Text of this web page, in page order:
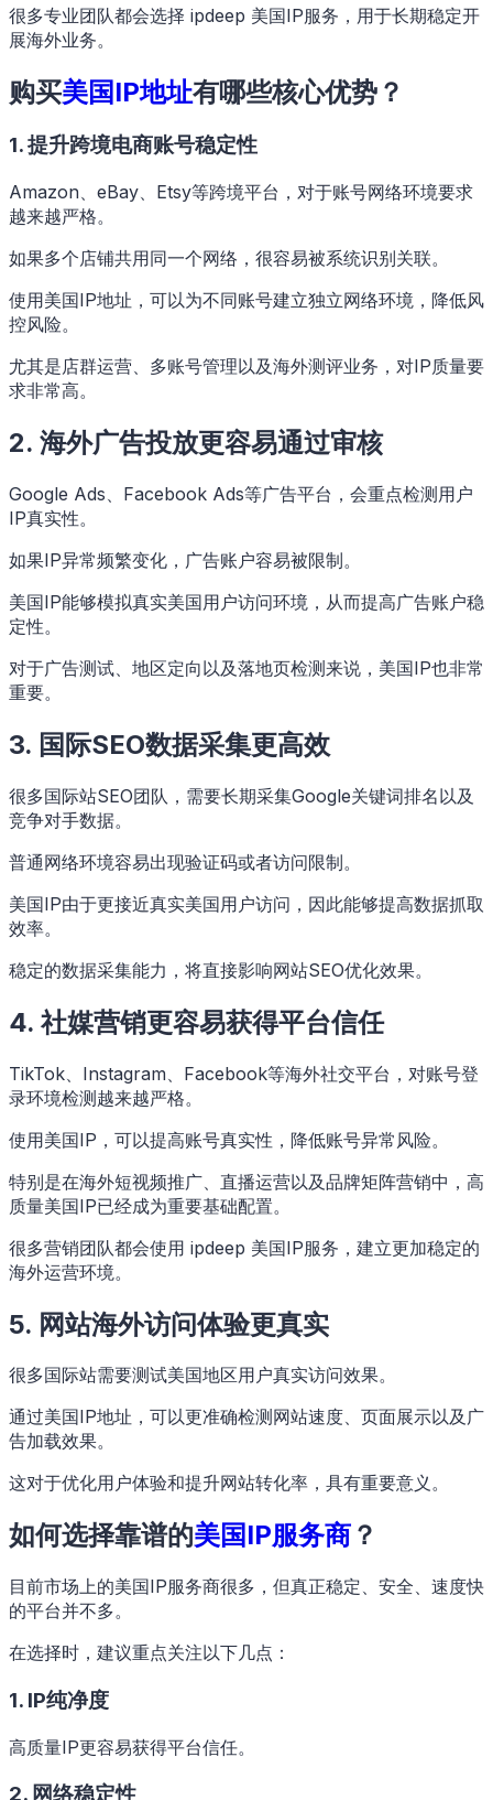
很多专业团队都会选择 ipdeep 美国IP服务，用于长期稳定开
展海外业务。
购买美国IP地址有哪些核心优势？
1. 提升跨境电商账号稳定性
Amazon、eBay、Etsy等跨境平台，对于账号网络环境要求
越来越严格。
如果多个店铺共用同一个网络，很容易被系统识别关联。
使用美国IP地址，可以为不同账号建立独立网络环境，降低风
控风险。
尤其是店群运营、多账号管理以及海外测评业务，对IP质量要
求非常高。
2. 海外广告投放更容易通过审核
Google Ads、Facebook Ads等广告平台，会重点检测用户
IP真实性。
如果IP异常频繁变化，广告账户容易被限制。
美国IP能够模拟真实美国用户访问环境，从而提高广告账户稳
定性。
对于广告测试、地区定向以及落地页检测来说，美国IP也非常
重要。
3. 国际SEO数据采集更高效
很多国际站SEO团队，需要长期采集Google关键词排名以及
竞争对手数据。
普通网络环境容易出现验证码或者访问限制。
美国IP由于更接近真实美国用户访问，因此能够提高数据抓取
效率。
稳定的数据采集能力，将直接影响网站SEO优化效果。
4. 社媒营销更容易获得平台信任
TikTok、Instagram、Facebook等海外社交平台，对账号登
录环境检测越来越严格。
使用美国IP，可以提高账号真实性，降低账号异常风险。
特别是在海外短视频推广、直播运营以及品牌矩阵营销中，高
质量美国IP已经成为重要基础配置。
很多营销团队都会使用 ipdeep 美国IP服务，建立更加稳定的
海外运营环境。
5. 网站海外访问体验更真实
很多国际站需要测试美国地区用户真实访问效果。
通过美国IP地址，可以更准确检测网站速度、页面展示以及广
告加载效果。
这对于优化用户体验和提升网站转化率，具有重要意义。
如何选择靠谱的美国IP服务商 ？
目前市场上的美国IP服务商很多，但真正稳定、安全、速度快
的平台并不多。
在选择时，建议重点关注以下几点：
1. IP纯净度
高质量IP更容易获得平台信任。
2. 网络稳定性